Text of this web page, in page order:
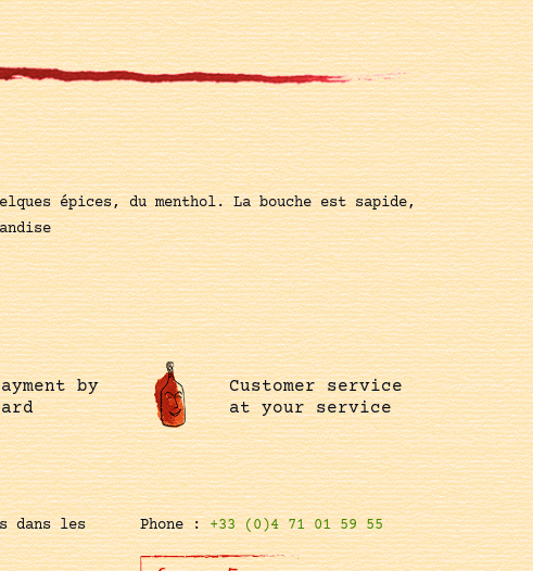
épices, du menthol. La bouche est sapide,
by
Customer service
at your service
dans les
Phone :+33 (0)4 71 01 59 55